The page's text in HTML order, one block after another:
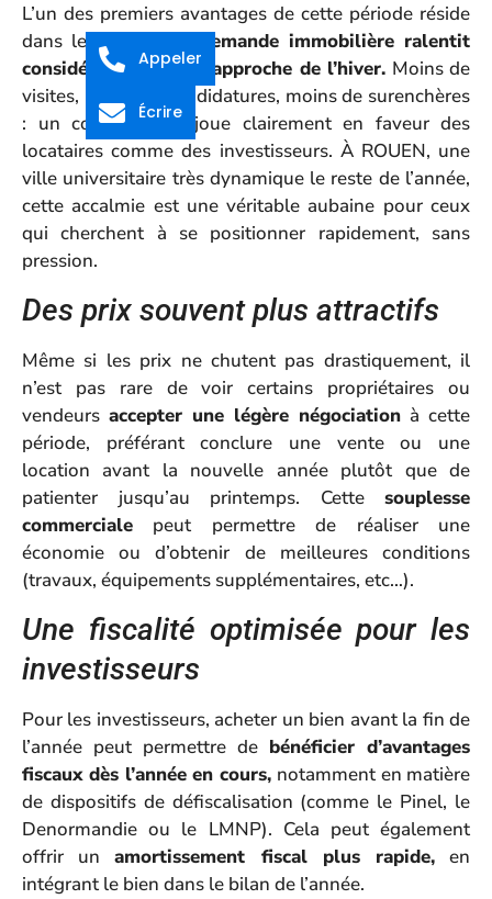
L’un des premiers avantages de cette période réside
dans le fait que
la demande immobilière ralentit
considérablement à l’approche de l’hiver. Moins de
visites, moins de candidatures, moins de surenchères
: un contexte qui joue clairement en faveur des
locataires comme des investisseurs. À ROUEN, une
ville universitaire très dynamique le reste de l’année,
cette accalmie est une véritable aubaine pour ceux
qui cherchent à se positionner rapidement, sans
pression.
Des prix souvent plus attractifs
Même si les prix ne chutent pas drastiquement, il
n’est pas rare de voir certains propriétaires ou
vendeurs accepter une légère négociation à cette
période, préférant conclure une vente ou une
location avant la nouvelle année plutôt que de
patienter jusqu’au printemps. Cette souplesse
commerciale peut permettre de réaliser une
économie ou d’obtenir de meilleures conditions
(travaux, équipements supplémentaires, etc…).
Une fiscalité optimisée pour les
investisseurs
Pour les investisseurs, acheter un bien avant la fin de
l’année peut permettre de bénéficier d’avantages
fiscaux dès l’année en cours, notamment en matière
de dispositifs de défiscalisation (comme le Pinel, le
Denormandie ou le LMNP). Cela peut également
offrir unamortissement fiscal plus rapide,en
intégrant le bien dans le bilan de l’année.
Appeler
Écrire